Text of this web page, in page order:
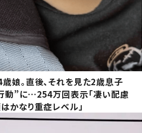
娘。直後、それを見た2歳息子
動”に…254万回表示「凄い配慮
はかなり重症レベル」